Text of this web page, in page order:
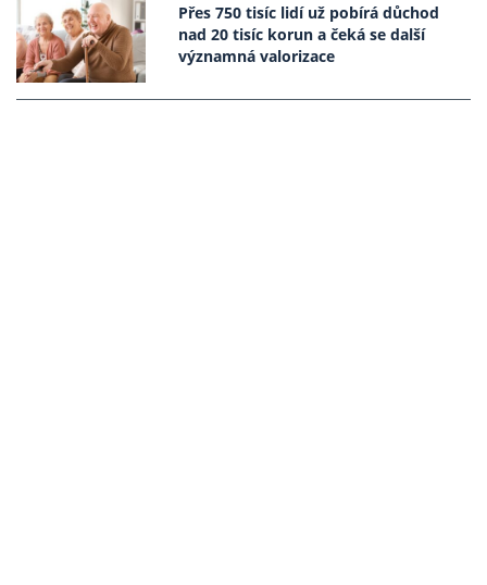
Přes 750 tisíc lidí už pobírá důchod
nad 20 tisíc korun a čeká se další
významná valorizace